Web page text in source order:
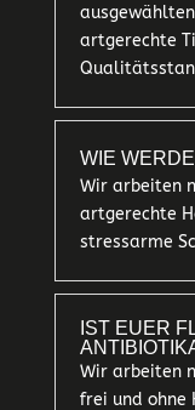
artgerechte
WIE
Wir arbeiten
artgerechte
stressarme
IST EUER
Wir arbeiten
frei und ohne